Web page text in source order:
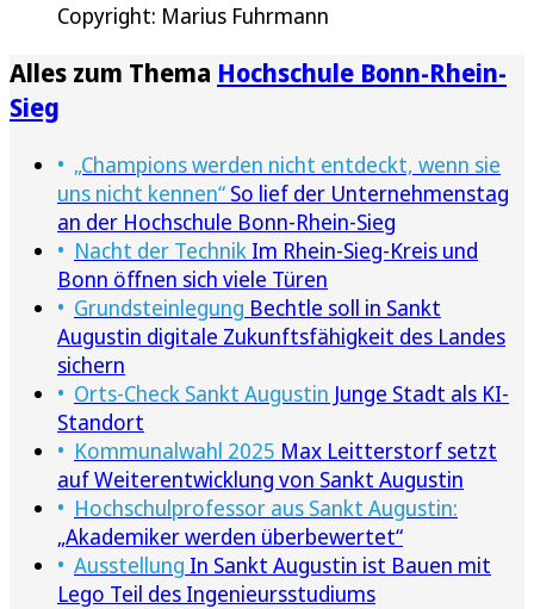
Copyright: Marius Fuhrmann
Alles zum Thema Hochschule Bonn-Rhein-
Sieg
„Champions werden nicht entdeckt, wenn sie
uns nicht kennen“ So lief der Unternehmenstag
an der Hochschule Bonn-Rhein-Sieg
Nacht der Technik Im Rhein-Sieg-Kreis und
Bonn öffnen sich viele Türen
Grundsteinlegung Bechtle soll in Sankt
Augustin digitale Zukunftsfähigkeit des Landes
sichern
Orts-Check Sankt Augustin Junge Stadt als KI-
Standort
Kommunalwahl 2025 Max Leitterstorf setzt
auf Weiterentwicklung von Sankt Augustin
Hochschulprofessor aus Sankt Augustin:
„Akademiker werden überbewertet“
Ausstellung In Sankt Augustin ist Bauen mit
Lego Teil des Ingenieursstudiums